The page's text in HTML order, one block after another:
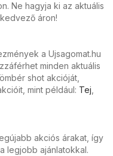
Ne hagyja ki az aktuális
áron!
a Ujsagomat.hu
minden aktuális
shot akcióját,
mint például: Tej
akciós árakat, így
legjobb ajánlatokkal.